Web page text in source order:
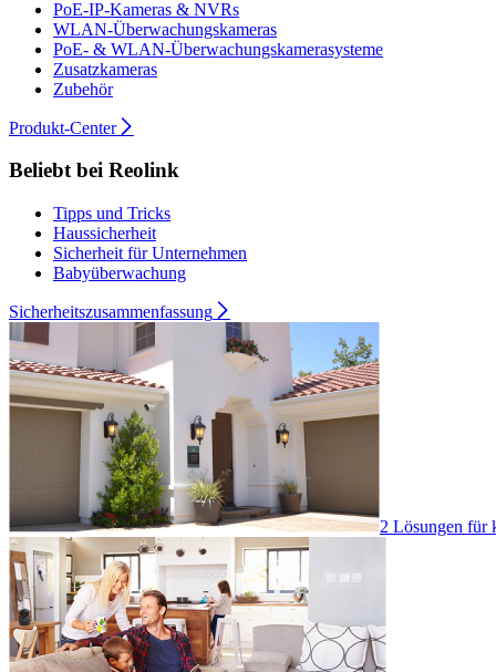
PoE-IP-Kameras & NVRs
WLAN-Überwachungskameras
PoE- & WLAN-Überwachungskamerasysteme
Zusatzkameras
Zubehör
Produkt-Center
Beliebt bei Reolink
Tipps und Tricks
Haussicherheit
Sicherheit für Unternehmen
Babyüberwachung
Sicherheitszusammenfassung
2 Lösungen für